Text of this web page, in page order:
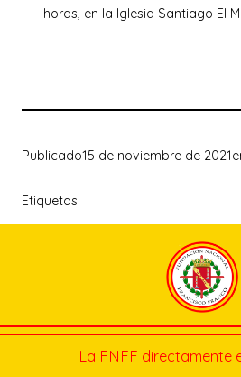
horas, en la Iglesia Santiago El
Publicado15 de noviembre de 2021
Etiquetas:
La FNFF directamente